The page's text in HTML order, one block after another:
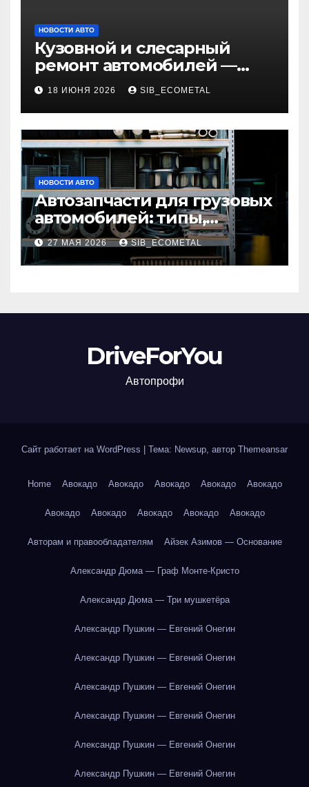
НОВОСТИ АВТО
Кузовной и слесарный
ремонт автомобилей —
наличие оригинальных
запчастей и типичные
сроки выполнения работ
18 ИЮНЯ 2026 SIB_ECOMETAL
НОВОСТИ АВТО
Автозапчасти для грузовых
автомобилей: типы,
совместимость и критерии
подбора
27 МАЯ 2026 SIB_ECOMETAL
DriveForYou
Автопрофи
Сайт работает на WordPress Тема: Newsup, автор Themeansar
Home Авокадо Авокадо Авокадо Авокадо Авокадо
Авокадо Авокадо Авокадо Авокадо Авокадо
Авторам и правообладателям Айзек Азимов — Основание
Александр Дюма — Граф Монте-Кристо
Александр Дюма — Три мушкетёра
Александр Пушкин — Евгений Онегин
Александр Пушкин — Евгений Онегин
Александр Пушкин — Евгений Онегин
Александр Пушкин — Евгений Онегин
Александр Пушкин — Евгений Онегин
Александр Пушкин — Евгений Онегин